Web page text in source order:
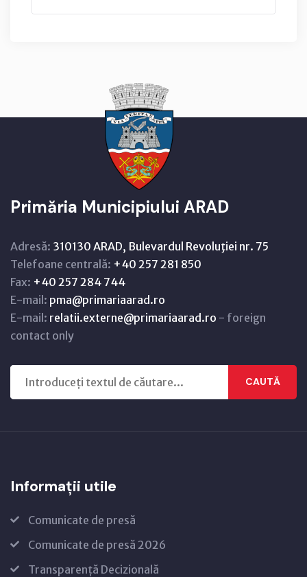
Primăria Municipiului ARAD
Adresă: 310130 ARAD, Bulevardul Revoluţiei nr. 75
Telefoane centrală: +40 257 281 850
Fax: +40 257 284 744
E-mail: pma@primariaarad.ro
E-mail: relatii.externe@primariaarad.ro - foreign
contact only
CAUTĂ
Informații utile
Comunicate de presă
Comunicate de presă 2026
Transparență Decizională